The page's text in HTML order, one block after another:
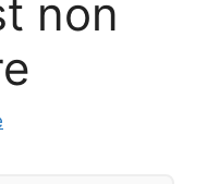
non